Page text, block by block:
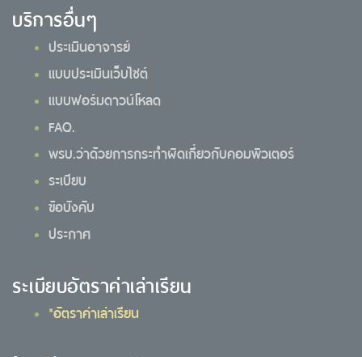
บริการอื่นๆ
ประเมินอาจารย์
แบบประเมินเว็บไซต์
แบบฟอร์มดาวน์โหลด
FAQ.
พรบ.ว่าด้วยการกระทำผิดเกี่ยวกับคอมพิวเตอร์
ระเบียบ
ข้อบังคับ
ประกาศ
ระเบียบอัตราค่าเล่าเรียน
*อัตราค่าเล่าเรียน